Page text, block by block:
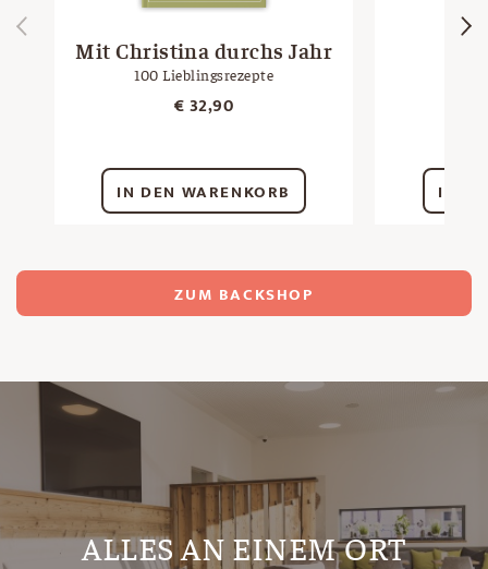
Mit Christina durchs Jahr
100 Lieblingsrezepte
€32,90
IN DEN WARENKORB IN
ZUM BACKSHOP
ALLES AN EINEM ORT